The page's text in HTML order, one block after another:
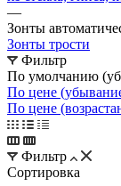
—
Зонты
Зонты трости
Фильтр
По умолчанию
По цене
По цене
Фильтр
Сортировка